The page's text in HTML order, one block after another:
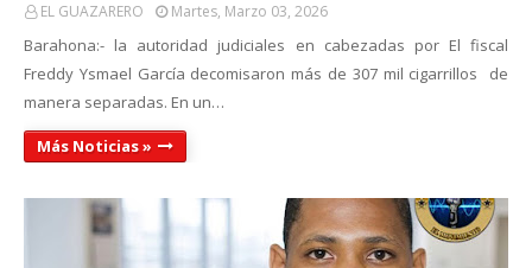
EL GUAZARERO Martes, Marzo 03, 2026
Barahona:- la autoridad judiciales en cabezadas por El fiscal
Freddy Ysmael García decomisaron más de 307 mil cigarrillos de
manera separadas. En un…
Más Noticias »